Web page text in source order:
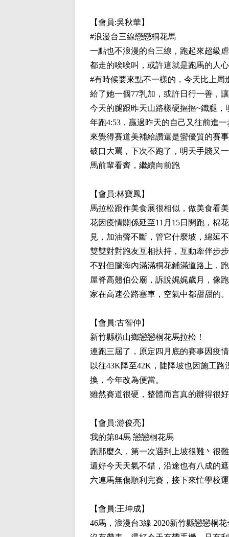
【會員:吳秋華】
#浪漫台三線戀戀桐花馬
一點也不浪漫的台三線，跑起來超級
都走的唉唉叫，或許這就是跑馬的人
#有時候要來點不一樣的，今天比上
給了她一個77乳加，或許日行一善，
今天的腿跟昨天山路樣硬摳摳~鐵腿
年跑4:53，贏過昨天的自己又往前進
來覺得賽道美補給讚還是蠻優質的賽
破口大罵，下次不跑了，明天手賤又
馬前輩看齊，繼續向前跑
【會員:林寶鳳】
馬拉松跟作美食展很相似，做美食看
花因疫情關係延至11月15日開跑，棉
見，加油聲不斷，管它什麼坡，綿延
雙雙對對跑友互相扶持，互動牽伴步
不對但腦海內滿滿桐花鋪滿道路上，
屋脊高翹伯公廟，訴說娓娓歲月，像
家在高速公路塞車，空氣中都甜甜的。
【會員:古智仲 】
新竹縣橫山鄉戀戀桐花馬拉松！
連跑三屆了，原定四月底的賽事因疫
以往43K降至42K，陡降坡也因施工
換，今年改為便當。
雖然賽道很硬，整體而言真的辦得很
【會員:游俊亮】
我的第84馬 戀戀桐花馬
跑那麼久，第一次遇到上坡很難丶很
還好今天天氣不錯，沿途也有八成的
六連馬無傷順利完賽，接下來忙學校
【會員:王坤成】
46馬，浪漫台3線 2020新竹縣戀戀桐